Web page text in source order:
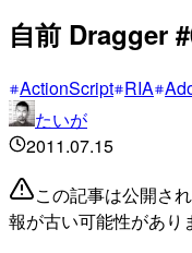
自前 Dragger
ActionScript RIA
たいが
2011.07.15
この記事は公開さ
報が古い可能性があり